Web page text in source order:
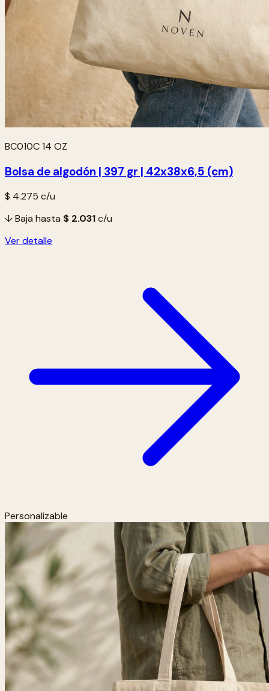
BC010C 14 OZ
Bolsa de algodón | 397 gr | 42x38x6,5 (cm)
$ 4.275 c/u
↓ Baja hasta $ 2.031c/u
Ver detalle
Personalizable